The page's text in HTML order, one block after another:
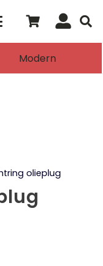
Modern
olieplug